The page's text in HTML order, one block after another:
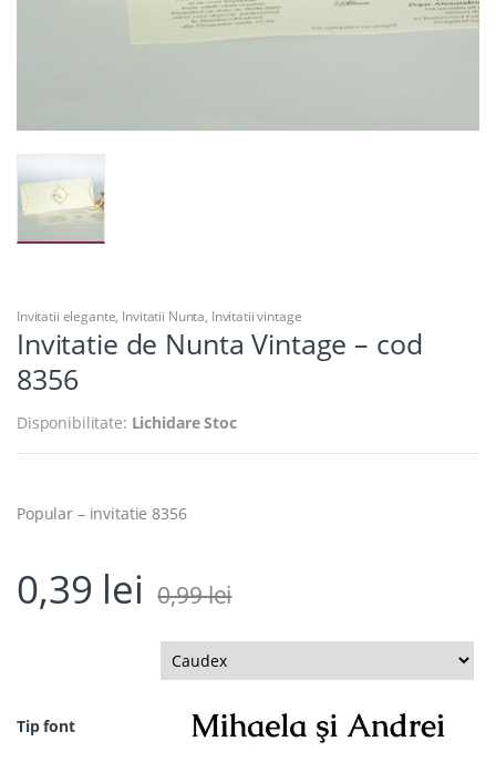
Invitatii elegante, Invitatii Nunta, Invitatii vintage
Invitatie de Nunta Vintage – cod
8356
Disponibilitate: Lichidare Stoc
Popular – invitatie 8356
0,39 lei 0,99lei
Tip font